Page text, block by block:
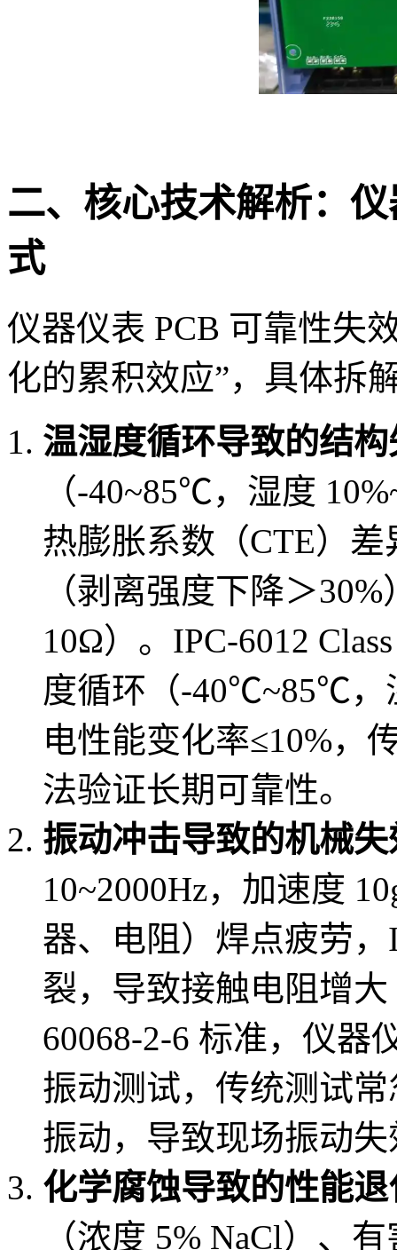
二、核心技术解析：
式
仪器仪表 PCB 可靠性失
化的累积效应”，具体拆
温湿度循环导致的结构
（-40~85℃，湿度
热膨胀系数（CTE）
（剥离强度下降＞
10Ω）。IPC-6012
度循环（-40℃~85℃，
电性能变化率≤10%，
法验证长期可靠性。
振动冲击导致的机械失
10~2000Hz，加速度
器、电阻）焊点疲劳
裂，导致接触电阻增
60068-2-6 标准，仪器
振动测试，传统测试
振动，导致现场振动失
化学腐蚀导致的性能退
（浓度 5% NaCl）、